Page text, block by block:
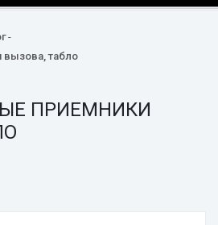
вызова, табло
ПРИЕМНИКИ